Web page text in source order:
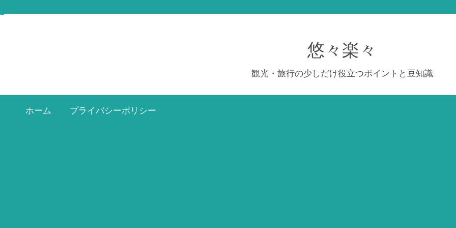
悠々楽々
観光・旅行の少しだけ役立つポイントと豆知識
ホーム プライバシーポリシー